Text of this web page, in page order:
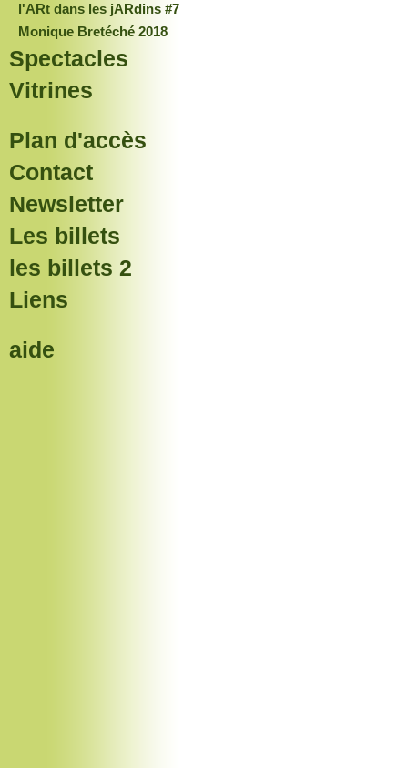
l'ARt dans les jARdins #7
Monique Bretéché 2018
Spectacles
Vitrines
Plan d'accès
Contact
Newsletter
Les billets
les billets 2
Liens
aide